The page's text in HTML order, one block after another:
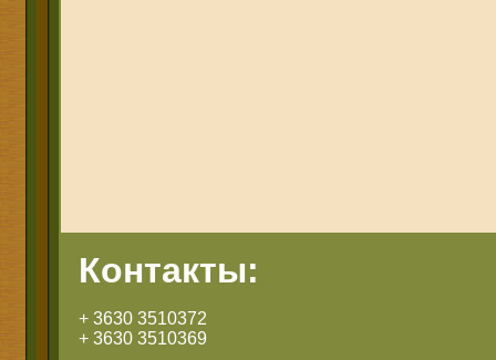
Контакты:
+ 3630 3510372
+ 3630 3510369